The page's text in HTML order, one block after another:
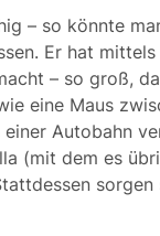
– so könnte
Er hat
– so groß,
eine Maus
Autobahn
(mit dem es